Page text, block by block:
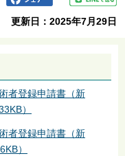
更新日：2025年7月29日
者登録申請書（新
）
者登録申請書（新
）